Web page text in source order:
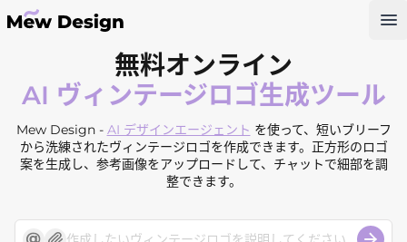
無料オンライン
AI ヴィンテージロゴ生成ツール
Mew Design - AI デザインエージェント を使って、短いブリーフ
から洗練されたヴィンテージロゴを作成できます。正方形のロゴ
案を生成し、参考画像をアップロードして、チャットで細部を調
整できます。